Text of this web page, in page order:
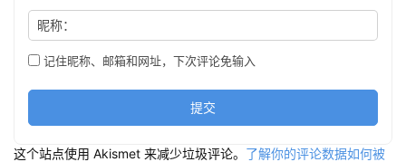
昵称：
记住昵称、邮箱和网址，下次评论免输入
提交
这个站点使用 Akismet 来减少垃圾评论。 了解你的评论数据如何被